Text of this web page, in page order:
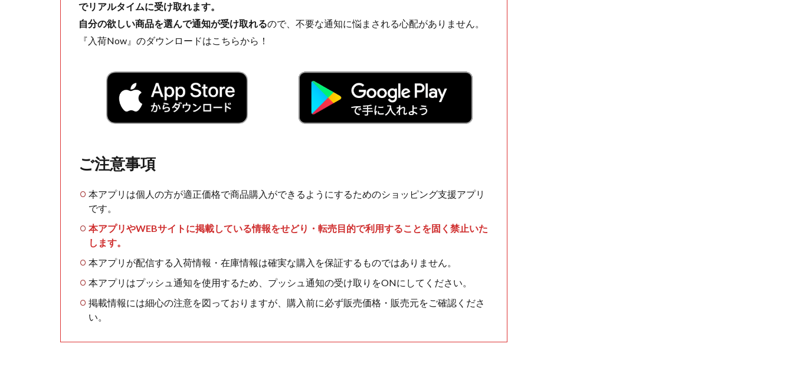
でリアルタイムに受け取れます。
自分の欲しい商品を選んで通知が受け取れるので、不要な通知に悩まされる心配がありません。
『入荷Now』のダウンロードはこちらから！
ご注意事項
本アプリは個人の方が適正価格で商品購入ができるようにするためのショッピング支援アプリ
です。
本アプリやWEBサイトに掲載している情報をせどり・転売目的で利用することを固く禁止いた
します。
本アプリが配信する入荷情報・在庫情報は確実な購入を保証するものではありません。
本アプリはプッシュ通知を使用するため、プッシュ通知の受け取りをONにしてください。
掲載情報には細心の注意を図っておりますが、購入前に必ず販売価格・販売元をご確認くださ
い。